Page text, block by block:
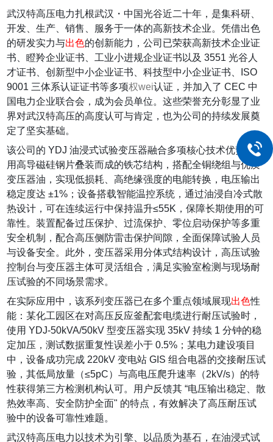
武汉特高压电力扎根武汉・中国光谷近二十年，是集科研、
开发、生产、销售、服务于一体的高新技术企业。凭借出色
的研发实力与出色的创新能力，公司已荣获高新技术企业证
书、瞪羚企业证书、工业小进规企业证书以及 3551 光谷人
才证书、创新型中小企业证书、科技型中小企业证书、ISO
9001 三体系认证证书等多项权wei认证，并加入了 CEC 中
国电力企业联合会，成为会员单位。这些荣誉充分彰显了业
界对武汉特高压的高度认可与肯定，也为公司的持续发展奠
定了坚实基础。
该公司的 YDJ 油浸式试验变压器融合多项核心技术优势：采
用高导磁硅钢片叠装而成的铁芯结构，搭配全铜绕组与优质
变压器油，实现低损耗、高绝缘强度的电能转换，电压输出
稳定度达 ±1%；设备搭载智能温控系统，通过油浸自冷式散
热设计，可在连续运行中保持温升≤55K，保障长期使用的可
靠性。装置配备过压保护、过流保护、零位启动保护等多重
安全机制，配合高压侧防雷击保护间隙，全面保障试验人员
与设备安全。此外，变压器采用分体式结构设计，高压试验
控制台与变压器主体可灵活组合，满足实验室检测与现场耐
压试验的不同场景需求。
在实际应用中，该系列变压器已在多个重点领域展现出色性
能：某化工园区在对高压反应釜配套电缆进行耐压试验时，
使用 YDJ-50kVA/50kV 型变压器实现 35kV 持续 1 分钟的稳
定加压，测试数据重复性误差小于 0.5%；某电力建设项目
中，设备成功完成 220kV 变电站 GIS 组合电器的交接耐压试
验，其低局放量（≤5pC）与高电压爬升速率（2kV/s）的特
性获得第三方检测机构认可。用户反馈其 “电压输出稳定、散
热效率高、安全防护全面" 的特点，有效解决了高压耐压试
验中的设备可靠性难题。
武汉特高压电力以技术为引擎、以品质为基石，在油浸式试